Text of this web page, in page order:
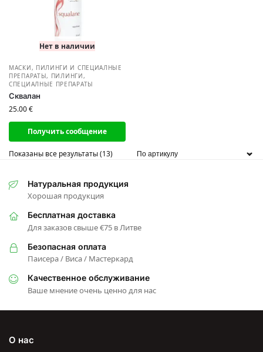
Нет в наличии
МАСКИ, ПИЛИНГИ И СПЕЦИАЛНЫЕ
ПРЕПАРАТЫ, ПИЛИНГИ,
СПЕЦИАЛНЫЕ ПРЕПАРАТЫ
Сквалан
25.00€
Получить сообщение
Показаны все результаты (13)
Натуральная продукция
Хорошая продукция
Бесплатная доставка
Для заказов свыше €75 в Литве
Безопасная оплата
Паисера / Виса / Мастеркард
Качественное обслуживание
Ваше мнение очень ценно для нас
О нас